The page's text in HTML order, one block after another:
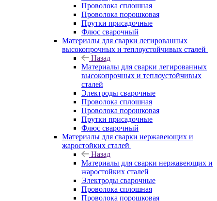
Проволока сплошная
Проволока порошковая
Прутки присадочные
Флюс сварочный
Материалы для сварки легированных
высокопрочных и теплоустойчивых сталей
Назад
Материалы для сварки легированных
высокопрочных и теплоустойчивых
сталей
Электроды сварочные
Проволока сплошная
Проволока порошковая
Прутки присадочные
Флюс сварочный
Материалы для сварки нержавеющих и
жаростойких сталей
Назад
Материалы для сварки нержавеющих и
жаростойких сталей
Электроды сварочные
Проволока сплошная
Проволока порошковая